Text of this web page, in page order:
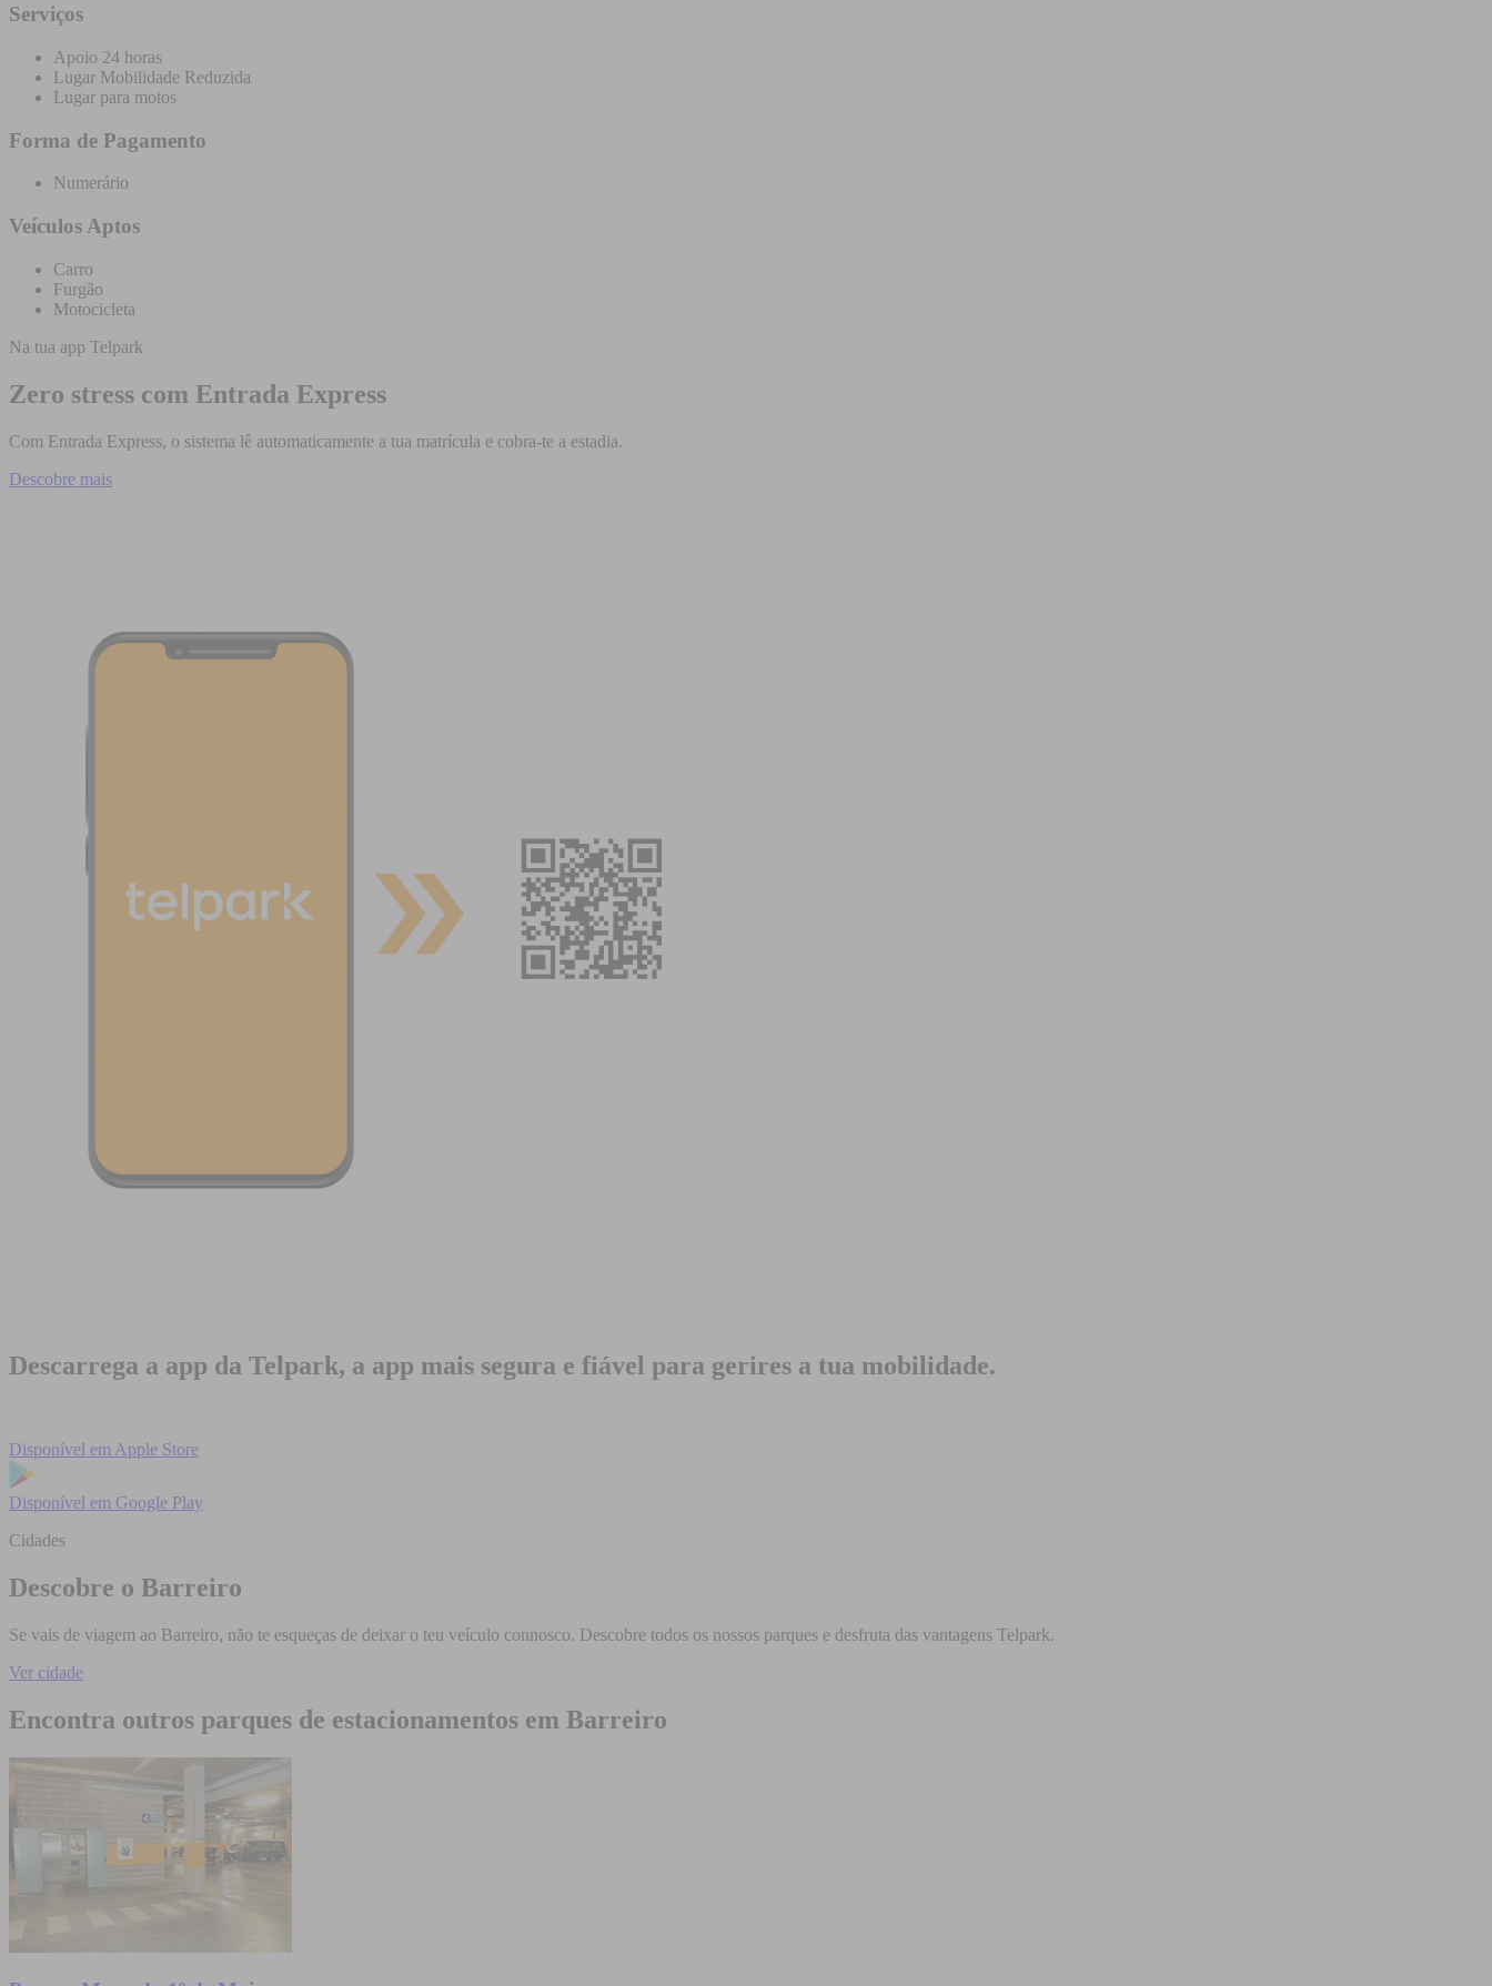
Serviços
Apoio 24 horas
Lugar Mobilidade Reduzida
Lugar para motos
Forma de Pagamento
Numerário
Veículos Aptos
Carro
Furgão
Motocicleta
Na tua app Telpark
Zero stress com Entrada Express
Com Entrada Express, o sistema lê automaticamente a tua matrícula e cobra-te a estadia.
Descobre mais
Descarrega a app da Telpark, a app mais segura e fiável para gerires a tua mobilidade.
Disponível em Apple Store
Disponível em Google Play
Cidades
Descobre o Barreiro
Se vais de viagem ao Barreiro, não te esqueças de deixar o teu veículo connosco. Descobre todos os nossos parques e desfruta das vantagens Telpark.
Ver cidade
Encontra outros parques de estacionamentos em Barreiro